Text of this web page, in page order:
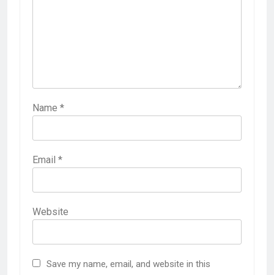
Name *
Email *
Website
Save my name, email, and website in this